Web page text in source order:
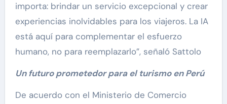
importa: brindar un servicio excepcional y crear
experiencias inolvidables para los viajeros. La IA
está aquí para complementar el esfuerzo
humano, no para reemplazarlo”, señaló Sattolo
Un futuro prometedor para el turismo en Perú
De acuerdo con el Ministerio de Comercio